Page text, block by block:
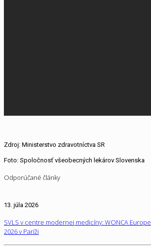
Zdroj: Ministerstvo zdravotníctva SR
Foto: Spoločnosť všeobecných lekárov Slovenska
Odporúčané články
13. júla 2026
SVLS v centre modernej medicíny: WONCA Europe
2026 v Paríži